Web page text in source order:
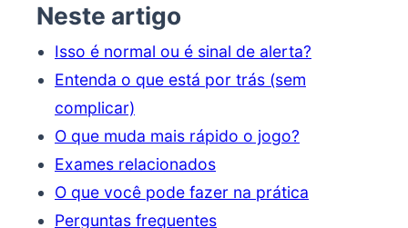
Neste artigo
Isso é normal ou é sinal de alerta?
Entenda o que está por trás (sem
complicar)
O que muda mais rápido o jogo?
Exames relacionados
O que você pode fazer na prática
Perguntas frequentes